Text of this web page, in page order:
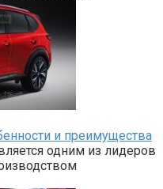
и преимущества
одним из лидеров